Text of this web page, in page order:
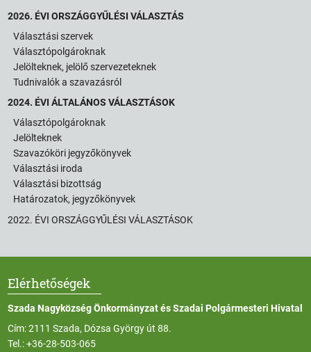
2026. ÉVI ORSZÁGGYŰLÉSI VÁLASZTÁS
Választási szervek
Választópolgároknak
Jelölteknek, jelölő szervezeteknek
Tudnivalók a szavazásról
2024. ÉVI ÁLTALÁNOS VÁLASZTÁSOK
Választópolgároknak
Jelölteknek
Szavazóköri jegyzőkönyvek
Választási iroda
Választási bizottság
Határozatok, jegyzőkönyvek
2022. ÉVI ORSZÁGGYŰLÉSI VÁLASZTÁSOK
Elérhetőségek
Szada Nagyközség Önkormányzat és Szadai Polgármesteri Hivatal
Cím: 2111 Szada, Dózsa György út 88.
Tel.:+36-28-503-065